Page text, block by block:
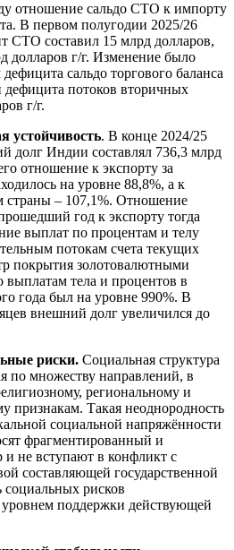
отношение сальдо СТО к импорту
В первом полугодии 2025/26
СТО составил 15 млрд долларов,
долларов г/г. Изменение было
сальдо торгового баланса
дефицита потоков вторичных
г/г.
устойчивость. В конце 2024/25
долг Индии составлял 736,3 млрд
отношение к экспорту за
на уровне 88,8%, а к
страны – 107,1%. Отношение
год к экспорту тогда
выплат по процентам и телу
потокам счета текущих
покрытия золотовалютными
выплатам тела и процентов в
года был на уровне 990%. В
внешний долг увеличился до
риски. Социальная структура
по множеству направлений, в
региональному и
признакам. Такая неоднородность
социальной напряжённости
фрагментированный и
и не вступают в конфликт с
составляющей государственной
рисков
поддержки действующей